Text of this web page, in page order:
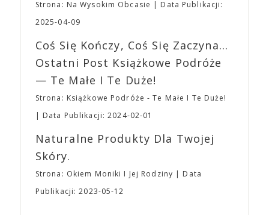
osobisty film, który pozwolił mu w pełni podzielić
się z widzami swoimi lękami, wizją świata, a przede
„Bo się boi” w kinach od 21 kwietnia.
planujemy Strefę FoodTrucków. Życzymy Wam
fantastycznego czasu oczekiwania na nadchodzącą
EXPO XXI!
Strona: Na Wysokim Obcasie
Data Publikacji:
2025-04-09
Coś Się Kończy, Coś Się Zaczyna...
Ostatni Post Książkowe Podróże
— Te Małe I Te Duże!
Strona: Książkowe Podróże - Te Małe I Te Duże!
Data Publikacji: 2024-02-01
Naturalne Produkty Dla Twojej
Skóry.
Strona: Okiem Moniki I Jej Rodziny
Data
Publikacji: 2023-05-12